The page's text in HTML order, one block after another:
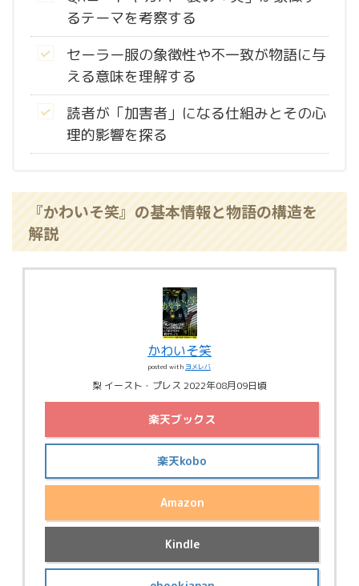
るテーマを考察する
セーラー服の象徴性や不一致が物語に与
える意味を理解する
読者が「加害者」になる仕組みとその心
理的影響を探る
『かわいそ笑』の基本情報と物語の構造を
解説
かわいそ笑
posted with ヨメレバ
梨 イースト・プレス 2022年08月09日頃
楽天ブックス
楽天kobo
Amazon
Kindle